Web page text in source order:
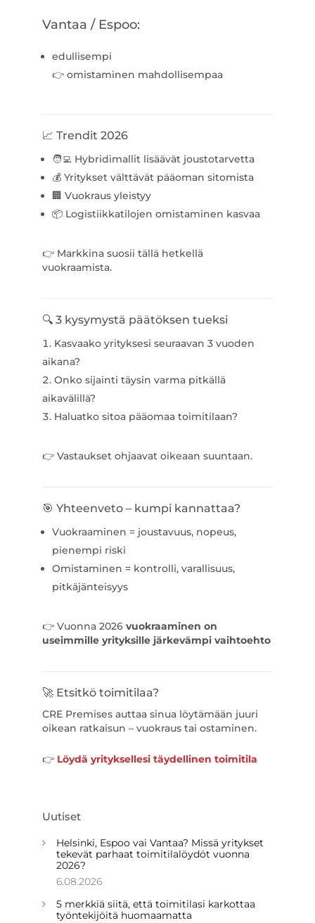
Vantaa / Espoo:
edullisempi
👉 omistaminen mahdollisempaa
📈 Trendit 2026
🧑‍💻 Hybridimallit lisäävät joustotarvetta
💰 Yritykset välttävät pääoman sitomista
🏢 Vuokraus yleistyy
📦 Logistiikkatilojen omistaminen kasvaa
👉 Markkina suosii tällä hetkellä
vuokraamista.
🔍 3 kysymystä päätöksen tueksi
Kasvaako yrityksesi seuraavan 3 vuoden
aikana?
Onko sijainti täysin varma pitkällä
aikavälillä?
Haluatko sitoa pääomaa toimitilaan?
👉 Vastaukset ohjaavat oikeaan suuntaan.
🎯 Yhteenveto – kumpi kannattaa?
Vuokraaminen = joustavuus, nopeus,
pienempi riski
Omistaminen = kontrolli, varallisuus,
pitkäjänteisyys
👉 Vuonna 2026 vuokraaminen on
useimmille yrityksille järkevämpi vaihtoehto
🚀 Etsitkö toimitilaa?
CRE Premises auttaa sinua löytämään juuri
oikean ratkaisun – vuokraus tai ostaminen.
👉 Löydä yrityksellesi täydellinen toimitila
Uutiset
Helsinki, Espoo vai Vantaa? Missä yritykset
tekevät parhaat toimitilalöydöt vuonna
2026?
6.08.2026
5 merkkiä siitä, että toimitilasi karkottaa
työntekijöitä huomaamatta